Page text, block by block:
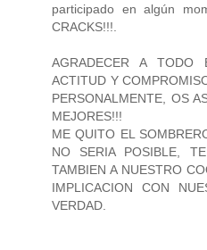
participado en algún
CRACKS!!!.
AGRADECER A
ACTITUD Y
PERSONALMENTE, OS
MEJORES!!!
ME QUITO EL
NO SERIA POSIBLE,
TAMBIEN A NUESTRO
IMPLICACION CON
VERDAD.